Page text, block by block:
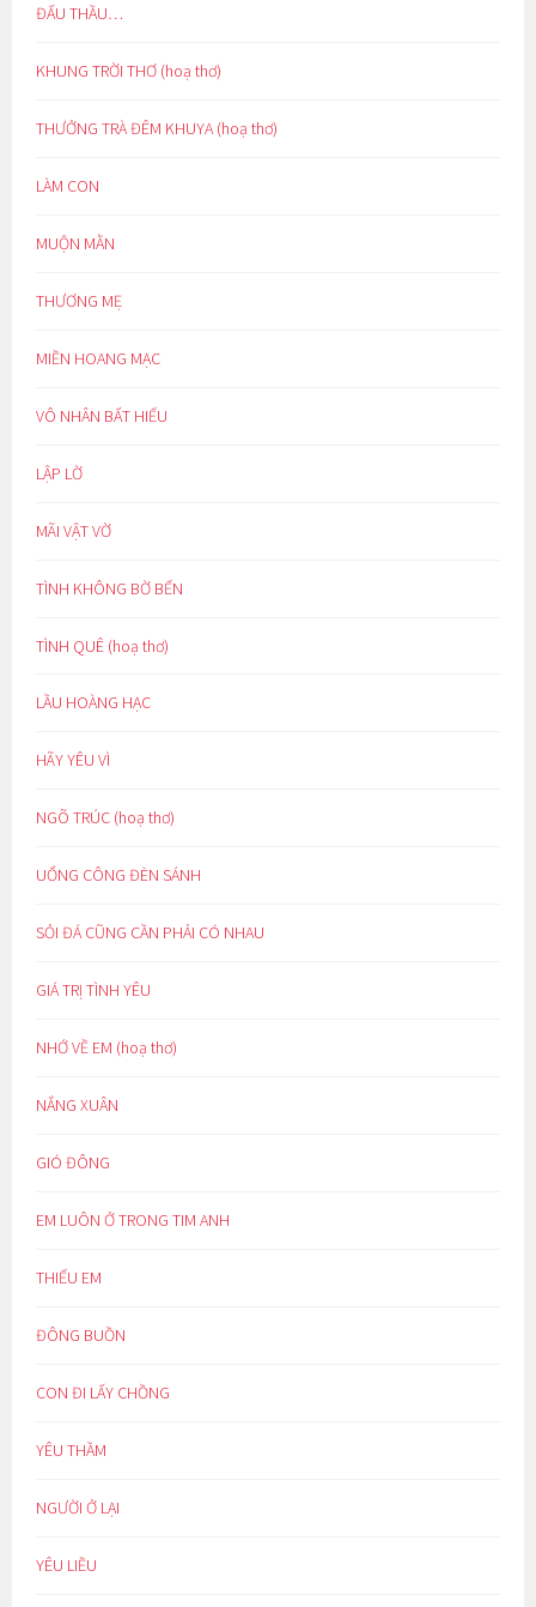
ĐẤU THẦU…
KHUNG TRỜI THƠ (hoạ thơ)
THƯỞNG TRÀ ĐÊM KHUYA (hoạ thơ)
LÀM CON
MUỘN MẰN
THƯƠNG MẸ
MIỀN HOANG MẠC
VÔ NHÂN BẤT HIẾU
LẬP LỜ
MÃI VẬT VỜ
TÌNH KHÔNG BỜ BẾN
TÌNH QUÊ (hoạ thơ)
LẦU HOÀNG HẠC
HÃY YÊU VÌ
NGÕ TRÚC (hoạ thơ)
UỔNG CÔNG ĐÈN SÁNH
SỎI ĐÁ CŨNG CẦN PHẢI CÓ NHAU
GIÁ TRỊ TÌNH YÊU
NHỚ VỀ EM (hoạ thơ)
NẮNG XUÂN
GIÓ ĐÔNG
EM LUÔN Ở TRONG TIM ANH
THIẾU EM
ĐÔNG BUỒN
CON ĐI LẤY CHỒNG
YÊU THẦM
NGƯỜI Ở LẠI
YÊU LIỀU